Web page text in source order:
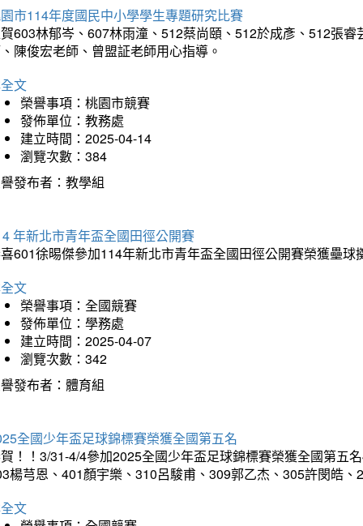
市114年度國民中小學學生專題研究比賽
603林郁岑、607林雨潼、512蔡尚頤、512於成彥、512張
陳俊宏老師、曾盟証老師用心指導。
文
榮譽事項：桃園市競賽
發佈單位：教務處
建立時間：2025-04-14
瀏覽次數：384
發布者：教學組
年新北市青年盃全國田徑公開賽
601徐晹傑參加114年新北市青年盃全國田徑公開賽榮獲壘
文
榮譽事項：全國競賽
發佈單位：學務處
建立時間：2025-04-07
瀏覽次數：342
發布者：體育組
全國少年盃足球錦標賽榮獲全國第五名
！！3/31-4/4參加2025全國少年盃足球錦標賽榮獲全國第五
楊芎恩、401顏宇樂、310呂駿甫、309郭乙杰、305許閔皓
文